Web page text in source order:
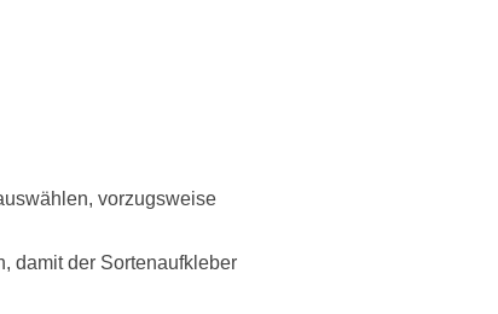
vorzugsweise
damit der Sortenaufkleber